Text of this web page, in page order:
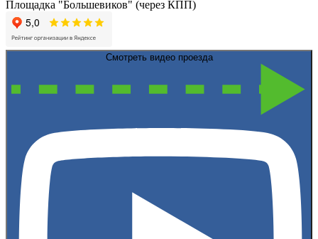
Площадка "Большевиков" (через КПП)
Смотреть видео проезда